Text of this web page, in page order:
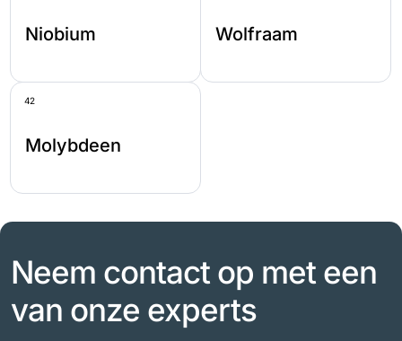
Niobium Wolfraam
42
Molybdeen
Neem contact op met een
van onze experts